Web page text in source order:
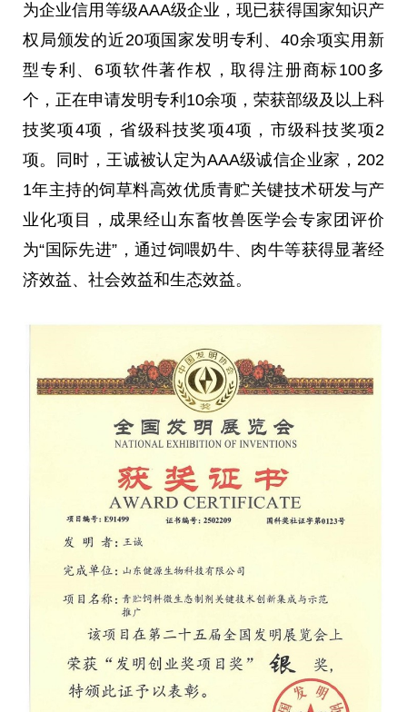
为企业信用等级AAA级企业，现已获得国家知识产
权局颁发的近20项国家发明专利、40余项实用新
型专利、6项软件著作权，取得注册商标100多
个，正在申请发明专利10余项，荣获部级及以上科
技奖项4项，省级科技奖项4项，市级科技奖项2
项。同时，王诚被认定为AAA级诚信企业家，202
1年主持的饲草料高效优质青贮关键技术研发与产
业化项目，成果经山东畜牧兽医学会专家团评价
为“国际先进”，通过饲喂奶牛、肉牛等获得显著经
济效益、社会效益和生态效益。